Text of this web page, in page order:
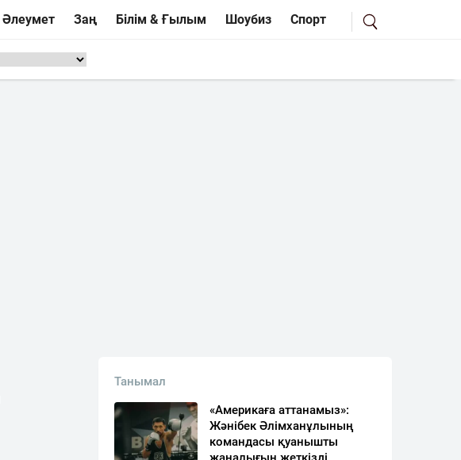
Әлеумет Заң Білім & Ғылым Шоубиз Спорт
Танымал
«Америкаға аттанамыз»:
Жәнібек Әлімханұлының
командасы қуанышты